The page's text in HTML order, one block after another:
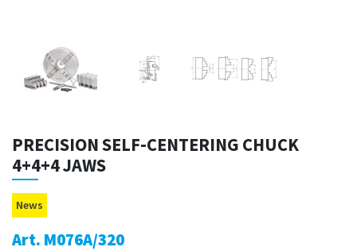
PRECISION SELF-CENTERING CHUCK
4+4+4 JAWS
News
Art. M076A/320